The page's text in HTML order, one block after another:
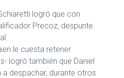
logró que con
Precoz, despunte
le cuesta retener
logró también que Daniel
a despachar, durante otros